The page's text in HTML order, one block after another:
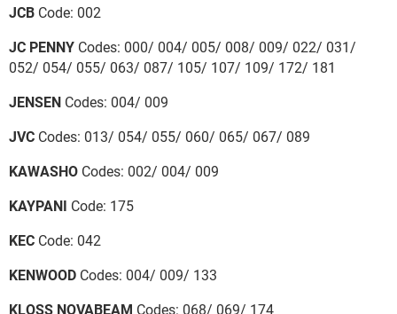
JCB Code: 002
JC PENNY Codes: 000/ 004/ 005/ 008/ 009/ 022/ 031/
052/ 054/ 055/ 063/ 087/ 105/ 107/ 109/ 172/ 181
JENSEN Codes: 004/ 009
JVC Codes: 013/ 054/ 055/ 060/ 065/ 067/ 089
KAWASHO Codes: 002/ 004/ 009
KAYPANI Code: 175
KEC Code: 042
KENWOOD Codes: 004/ 009/ 133
KLOSS NOVABEAM Codes: 068/ 069/ 174